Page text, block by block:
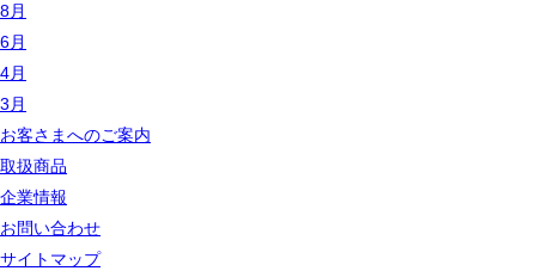
8月
6月
4月
3月
お客さまへのご案内
取扱商品
企業情報
お問い合わせ
サイトマップ